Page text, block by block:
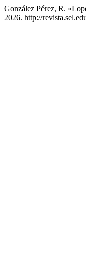
González Pérez, R.
2026. http://